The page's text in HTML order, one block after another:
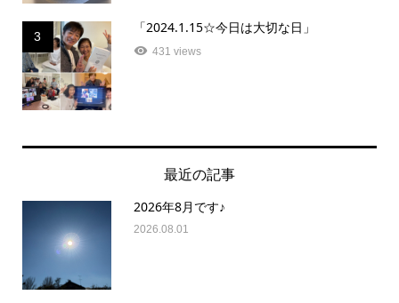
3
「2024.1.15☆今日は大切な日」
431 views
最近の記事
2026年8月です♪
2026.08.01